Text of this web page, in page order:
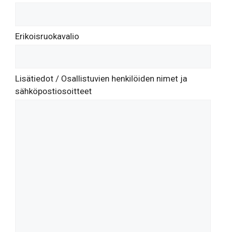
Erikoisruokavalio
Lisätiedot / Osallistuvien henkilöiden nimet ja
sähköpostiosoitteet